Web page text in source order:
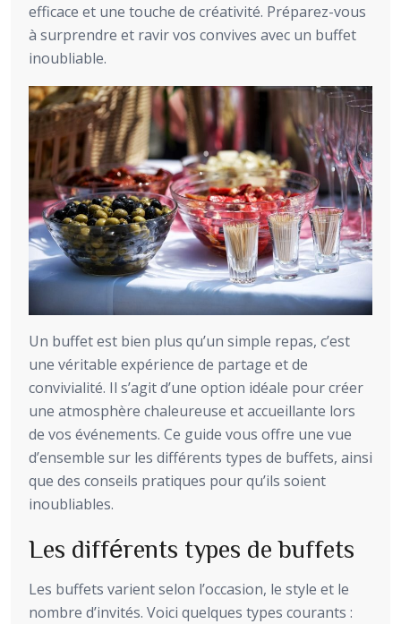
efficace et une touche de créativité. Préparez-vous
à surprendre et ravir vos convives avec un buffet
inoubliable.
Un buffet est bien plus qu’un simple repas, c’est
une véritable expérience de partage et de
convivialité. Il s’agit d’une option idéale pour créer
une atmosphère chaleureuse et accueillante lors
de vos événements. Ce guide vous offre une vue
d’ensemble sur les différents types de buffets, ainsi
que des conseils pratiques pour qu’ils soient
inoubliables.
Les différents types de buffets
Les buffets varient selon l’occasion, le style et le
nombre d’invités. Voici quelques types courants :